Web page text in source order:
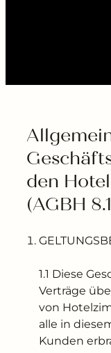
den
(AGBH
1.1 Diese
Verträge
von
alle in
Kunden